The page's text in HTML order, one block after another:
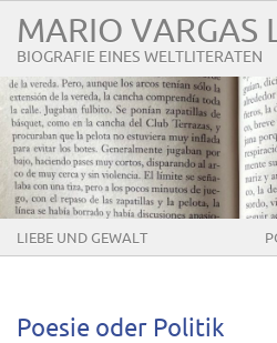
MARIO VARGAS
BIOGRAFIE EINES WELTLITERATEN
LIEBE UND GEWALT
Poesie oder Politik